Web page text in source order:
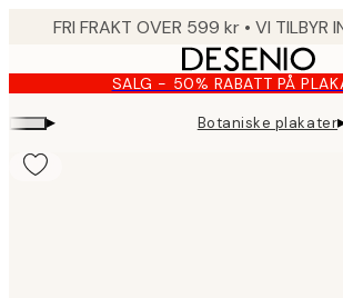
content.
SALG - 50% RABATT PÅ
▸ Botaniske plakater